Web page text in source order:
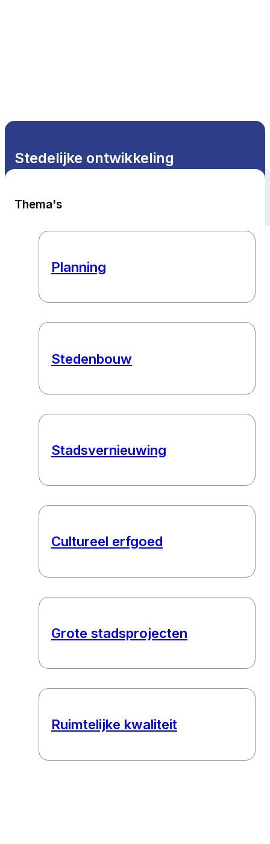
Stedelijke ontwikkeling
Thema's
Planning
Stedenbouw
Stadsvernieuwing
Cultureel erfgoed
Grote stadsprojecten
Ruimtelijke kwaliteit